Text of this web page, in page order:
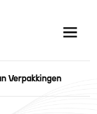
Verpakkingen